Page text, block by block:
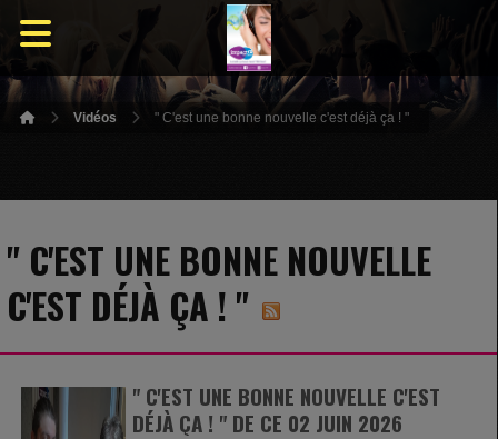
Vidéos " C'est une bonne nouvelle c'est déjà ça ! "
" C'EST UNE BONNE NOUVELLE
C'EST DÉJÀ ÇA ! "
" C'EST UNE BONNE NOUVELLE C'EST
DÉJÀ ÇA ! " DE CE 02 JUIN 2026